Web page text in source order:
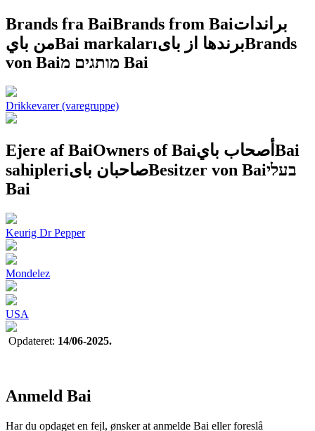
Brands fra BaiBrands from Baiبراندات
من بايBai markalarıبرندها از بایBrands
von Bai
מותגים מ Bai
Drikkevarer (varegruppe)
Ejere af BaiOwners of Baiأصحاب باي Bai
sahipleriصاحبان بایBesitzer von Baiבעלי
Bai
Keurig Dr Pepper
Mondelez
USA
Opdateret: 14/06-2025.
Anmeld Bai
Har du opdaget en fejl, ønsker at anmelde Bai eller foreslå